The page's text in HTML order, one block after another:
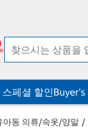
스페셜 할인Buyer's
아동 의류/속옷/양말